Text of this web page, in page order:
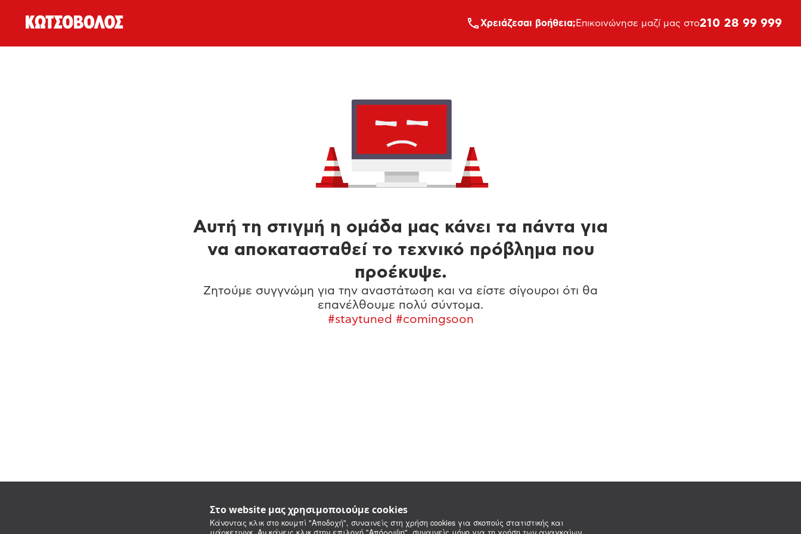
Στο website μας χρησιμοποιούμε cookies
Κάνοντας κλικ στο κουμπί "Αποδοχή", συναινείς στη χρήση cookies για σκοπούς στατιστικής και
Xρειάζεσαι βοήθεια; Επικοινώνησε μαζί μας στο210 28 99 999
Αυτή τη στιγμή η ομάδα μας κάνει τα πάντα για
να αποκατασταθεί το τεχνικό πρόβλημα που
προέκυψε.
Ζητούμε συγγνώμη για την αναστάτωση και να είστε σίγουροι ότι θα
επανέλθουμε πολύ σύντομα.
#staytuned #comingsoon